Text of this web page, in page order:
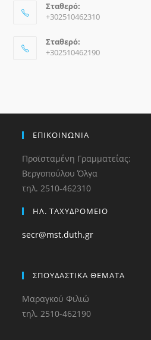
Σταθερό:
+302510462310
Σταθερό:
+302510462190
ΕΠΙΚΟΙΝΩΝΙΑ
Προϊσταμένη Γραμματείας:
Βεργοπούλου Όλγα
τηλ. 2510-462310
ΗΛ. ΤΑΧΥΔΡΟΜΕΙΟ
secr@mst.duth.gr
ΣΠΟΥΔΑΣΤΙΚΑ ΘΕΜΑΤΑ
Μαραγκού Φιλιώ
τηλ. 2510-462190